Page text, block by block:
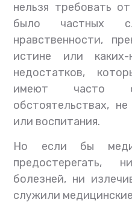
нельзя требовать
было частных
нравственности,
истине или каких-
недостатков,
имеют часто
обстоятельствах,
или воспитания.
Но если бы
предостерегать,
болезней, ни
служили